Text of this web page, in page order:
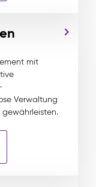
mit
Verwaltung